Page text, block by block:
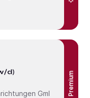
d)
GmbH &
Premium